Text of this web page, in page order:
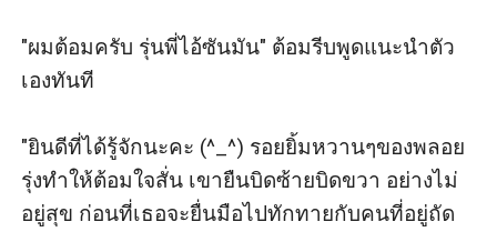
"ผมต้อมครับ รุ่นพี่ไอ้ซันมัน" ต้อมรีบพูดแนะนำตัว
เองทันที
"ยินดีที่ได้รู้จักนะคะ (^_^) รอยยิ้มหวานๆของพลอย
รุ่งทำให้ต้อมใจสั่น เขายืนบิดซ้ายบิดขวา อย่างไม่
อยู่สุข ก่อนที่เธอจะยื่นมือไปทักทายกับคนที่อยู่ถัด